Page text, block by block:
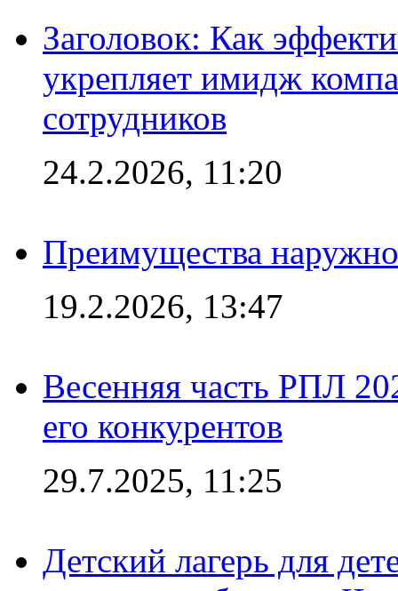
Заголовок: Как
укрепляет имидж
сотрудников
24.2.2026, 11:20
Преимущества
19.2.2026, 13:47
Весенняя часть РПЛ
его конкурентов
29.7.2025, 11:25
Детский лагерь для